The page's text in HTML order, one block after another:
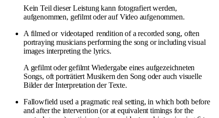
Kein Teil dieser Leistung kann fotografiert werden,
aufgenommen, gefilmt oder auf Video aufgenommen.
A filmed or videotaped rendition of a recorded song, often
portraying musicians performing the song or including visual
images interpreting the lyrics.
A gefilmt oder gefilmt Wiedergabe eines aufgezeichneten
Songs, oft porträtiert Musikern den Song oder auch visuelle
Bilder der Interpretation der Texte.
Fallowfield used a pragmatic real setting, in which both before
and after the intervention (or at equivalent timings for the